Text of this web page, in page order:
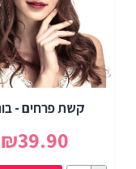
קשת פרחים -
₪39.90